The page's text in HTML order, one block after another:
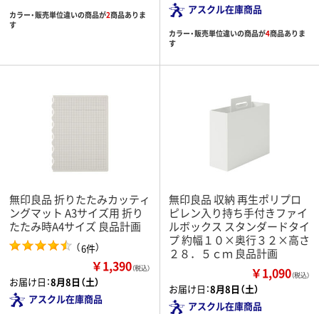
カラー・販売単位違いの商品が2商品ありま
す
アスクル在庫商品
カラー・販売単位違いの商品が4商品ありま
す
無印良品 折りたたみカッティ
ングマット A3サイズ用 折り
たたみ時A4サイズ 良品計画
（6件）
￥1,390（税込）
お届け日：8月8日（土）
アスクル在庫商品
無印良品 収納 再生ポリプロ
ピレン入り持ち手付きファイ
ルボックス スタンダードタイ
プ 約幅１０×奥行３２×高さ
２８．５ｃｍ 良品計画
￥1,090（税込）
お届け日：8月8日（土）
アスクル在庫商品